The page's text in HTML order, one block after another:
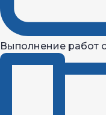
Выполнение работ